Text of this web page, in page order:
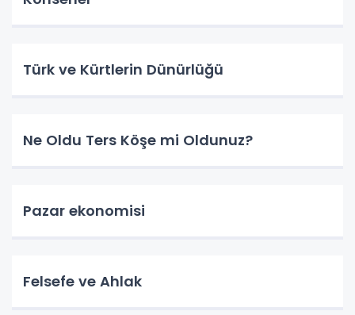
Türk ve Kürtlerin Dünürlüğü
Ne Oldu Ters Köşe mi Oldunuz?
Pazar ekonomisi
Felsefe ve Ahlak